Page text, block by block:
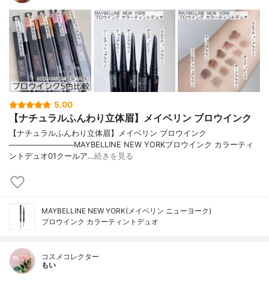
5.00
【ナチュラルふんわり立体眉】メイベリン ブロウインク
【ナチュラルふんわり立体眉】メイベリン ブロウインク
────────────MAYBELLINE NEW YORKブロウインク カラーティ
ントデュオ01クールア…続きを見る
MAYBELLINE NEW YORK(メイベリン ニューヨーク)
ブロウインク カラーティントデュオ
コスメコレクター
もい